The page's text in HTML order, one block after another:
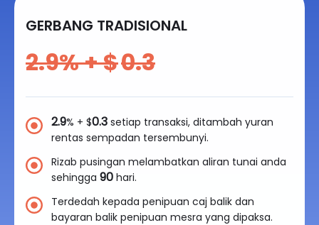
GERBANG TRADISIONAL
2.9% + $0.3
2.9% + $0.3 setiap transaksi, ditambah yuran
rentas sempadan tersembunyi.
Rizab pusingan melambatkan aliran tunai anda
sehingga 90 hari.
Terdedah kepada penipuan caj balik dan
bayaran balik penipuan mesra yang dipaksa.